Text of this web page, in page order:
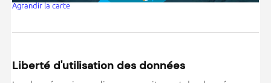
Agrandir la carte
Liberté d'utilisation des données